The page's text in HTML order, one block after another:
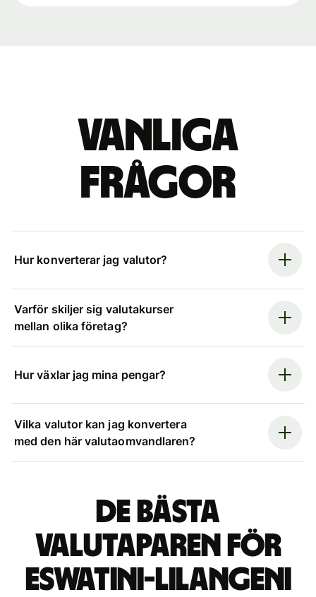
Vanliga
frågor
Hur konverterar jag valutor?
Varför skiljer sig valutakurser
mellan olika företag?
Hur växlar jag mina pengar?
Vilka valutor kan jag konvertera
med den här valutaomvandlaren?
De bästa
valutaparen för
Eswatini-lilangeni